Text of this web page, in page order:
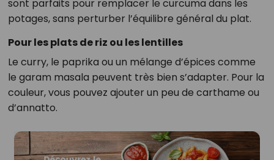
sont parfaits pour remplacer le curcuma dans les
potages, sans perturber l’équilibre général du plat.
Pour les plats de riz ou les lentilles
Le curry, le paprika ou un mélange d’épices comme
le garam masala peuvent très bien s’adapter. Pour la
couleur, vous pouvez ajouter un peu de carthame ou
d’annatto.